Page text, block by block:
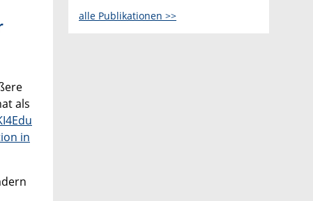
als
in
alle Publikationen >>